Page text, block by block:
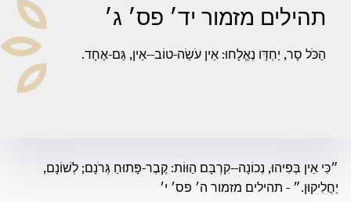
תהילים מזמור יד׳ פס׳ ג׳
הַכֹּל סָר, יַחְדָּו נֶאֱלָחוּ: אֵין עֹשֵׂה-טוֹב--אֵין, גַּם-אֶחָד.
״כִּי אֵין בְּפִיהוּ, נְכוֹנָה--קִרְבָּם הַוּוֹת: קֶבֶר-פָּתוּחַ גְּרֹנָם; לְשׁוֹנָם,
יַחֲלִיקוּן.״ - תהילים מזמור ה׳ פס׳ י׳